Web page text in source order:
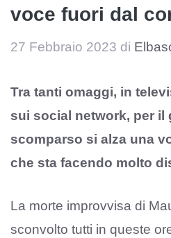
voce fuori dal
27 Febbraio 2023 di
Tra tanti omaggi, in
sui social network, per il
scomparso si alza una
che sta facendo molto
La morte improvvisa di
sconvolto tutti in queste